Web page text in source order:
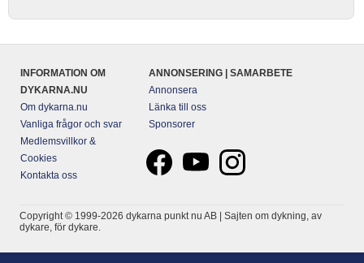
INFORMATION OM
DYKARNA.NU
Om dykarna.nu
Vanliga frågor och svar
Medlemsvillkor &
Cookies
Kontakta oss
ANNONSERING | SAMARBETE
Annonsera
Länka till oss
Sponsorer
Copyright © 1999-2026 dykarna punkt nu AB | Sajten om dykning, av
dykare, för dykare.